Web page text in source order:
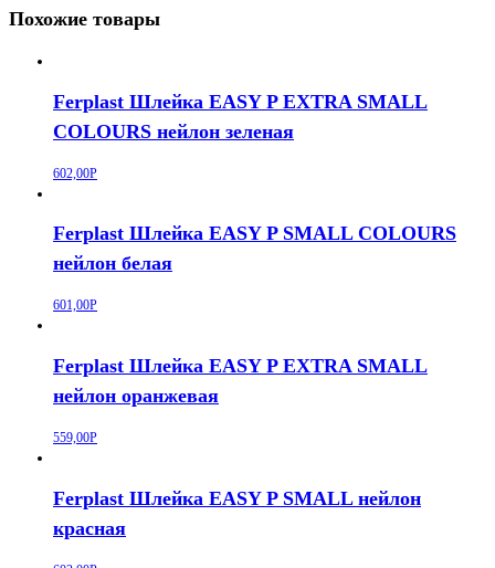
дополнением,
Похожие товары
Ferplast Шлейка EASY P EXTRA SMALL
COLOURS нейлон зеленая
602,00Р
Ferplast Шлейка EASY P SMALL COLOURS
нейлон белая
601,00Р
Ferplast Шлейка EASY P EXTRA SMALL
нейлон оранжевая
559,00Р
Ferplast Шлейка EASY P SMALL нейлон
красная